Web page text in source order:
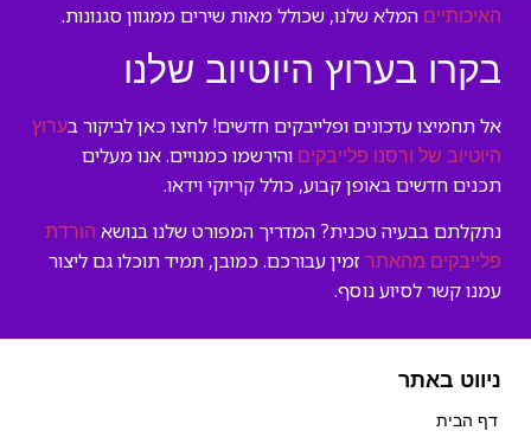
האיכותיים המלא שלנו, שכולל מאות שירים ממגוון סגנונות.
בקרו בערוץ היוטיוב שלנו
אל תחמיצו עדכונים ופלייבקים חדשים! לחצו כאן לביקור בערוץ
היוטיוב של ורסנו פלייבקים והירשמו כמנויים. אנו מעלים
תכנים חדשים באופן קבוע, כולל קריוקי וידאו.
נתקלתם בבעיה טכנית? המדריך המפורט שלנו בנושא הורדת
פלייבקים מהאתר זמין עבורכם. כמובן, תמיד תוכלו גם ליצור
עמנו קשר לסיוע נוסף.
ניווט באתר
דף הבית